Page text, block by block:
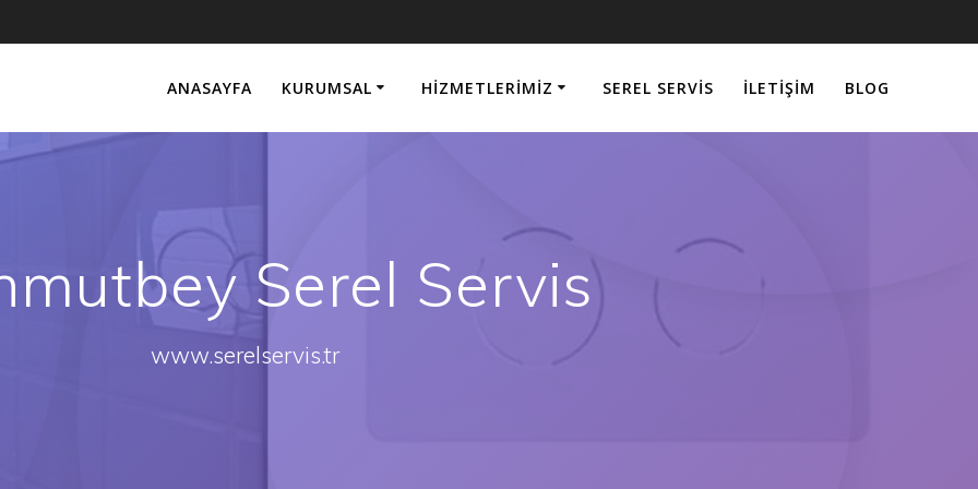
ANASAYFA KURUMSAL HIZMETLERIMIZ SEREL SERVIS İLETIŞIM BLOG
Serel Servis
www.serelservis.tr